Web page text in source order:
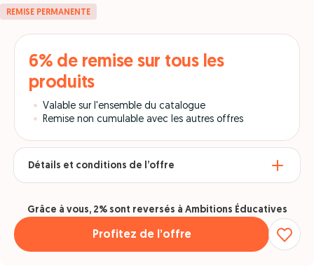
REMISE PERMANENTE
6% de remise sur tous les
produits
Valable sur l'ensemble du catalogue
Remise non cumulable avec les autres offres
Détails et conditions de l’offre
Profitez de l’offre
Grâce à vous, 2% sont reversés à Ambitions Éducatives